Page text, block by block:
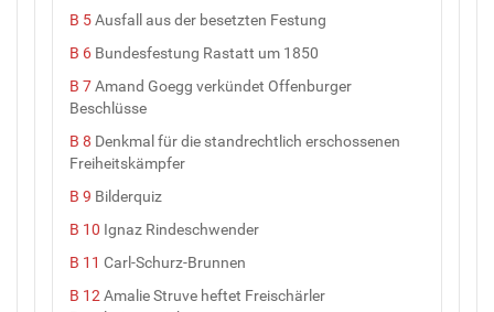
B 5Ausfall aus der besetzten Festung
B 6 Bundesfestung Rastatt um 1850
B 7Amand Goegg verkündet Offenburger
Beschlüsse
B 8 Denkmal für die standrechtlich erschossenen
Freiheitskämpfer
B 9 Bilderquiz
B 10 Ignaz Rindeschwender
B 11 Carl-Schurz-Brunnen
B 12 Amalie Struve heftet Freischärler